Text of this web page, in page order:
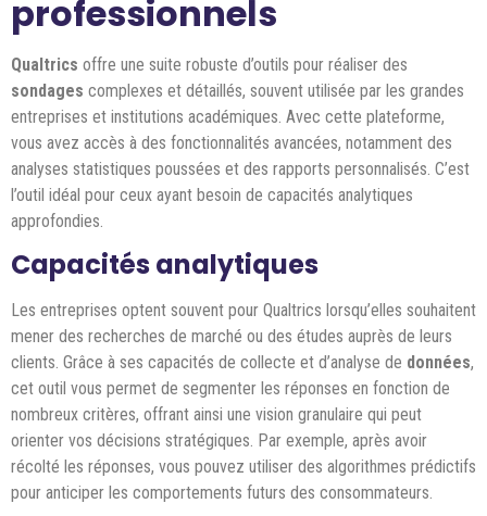
professionnels
Qualtrics offre une suite robuste d’outils pour réaliser des
sondages complexes et détaillés, souvent utilisée par les grandes
entreprises et institutions académiques. Avec cette plateforme,
vous avez accès à des fonctionnalités avancées, notamment des
analyses statistiques poussées et des rapports personnalisés. C’est
l’outil idéal pour ceux ayant besoin de capacités analytiques
approfondies.
Capacités analytiques
Les entreprises optent souvent pour Qualtrics lorsqu’elles souhaitent
mener des recherches de marché ou des études auprès de leurs
clients. Grâce à ses capacités de collecte et d’analyse de données,
cet outil vous permet de segmenter les réponses en fonction de
nombreux critères, offrant ainsi une vision granulaire qui peut
orienter vos décisions stratégiques. Par exemple, après avoir
récolté les réponses, vous pouvez utiliser des algorithmes prédictifs
pour anticiper les comportements futurs des consommateurs.